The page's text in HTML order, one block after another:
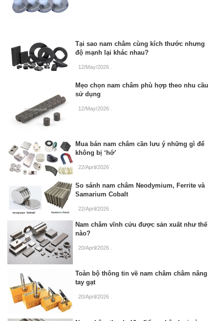
Tại sao nam châm cùng kích thước nhưng
độ mạnh lại khác nhau?
12/May/2026
Mẹo chọn nam châm phù hợp theo nhu cầu
sử dụng
12/May/2026
Mua bán nam châm cần lưu ý những gì để
không bị ‘hớ’
22/April/2026
So sánh nam châm Neodymium, Ferrite và
Samarium Cobalt
22/April/2026
Nam châm vĩnh cửu được sản xuất như thế
nào?
20/April/2026 .
Toàn bộ thông tin về nam châm châm nâng
tay gạt
20/April/2026